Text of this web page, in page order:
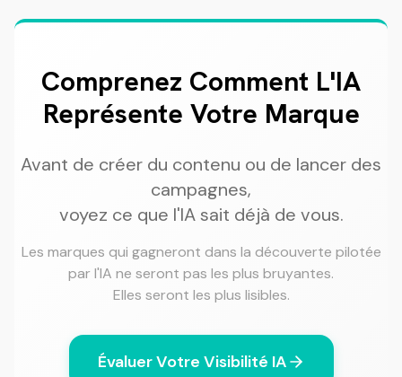
Comprenez Comment L'IA
Représente Votre Marque
Avant de créer du contenu ou de lancer des
campagnes,
voyez ce que l'IA sait déjà de vous.
Les marques qui gagneront dans la découverte pilotée
par l'IA ne seront pas les plus bruyantes.
Elles seront les plus lisibles.
Évaluer Votre Visibilité IA